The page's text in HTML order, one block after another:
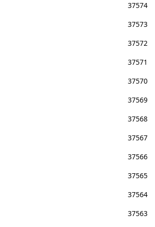
37574
37573
37572
37571
37570
37569
37568
37567
37566
37565
37564
37563